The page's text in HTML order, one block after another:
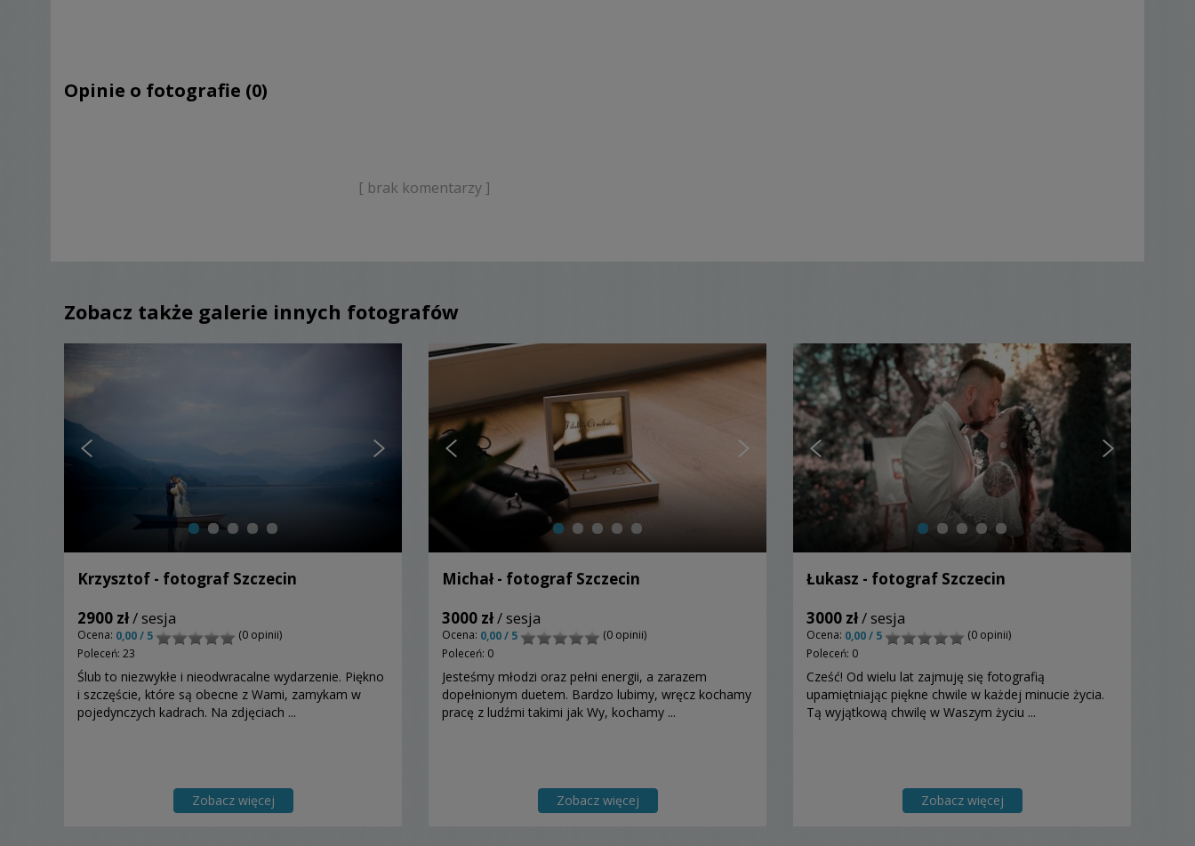
Opinie o fotografie (0)
[ brak komentarzy ]
Zobacz także galerie innych fotografów
Krzysztof - fotograf Szczecin
2900 zł/ sesja
Ocena: 0,00 / 5
(0 opinii)
Poleceń: 23
Ślub to niezwykłe i nieodwracalne wydarzenie. Piękno
i szczęście, które są obecne z Wami, zamykam w
pojedynczych kadrach. Na zdjęciach ...
Zobacz więcej
Michał - fotograf Szczecin
3000 zł/ sesja
Ocena: 0,00 / 5
(0 opinii)
Poleceń: 0
Jesteśmy młodzi oraz pełni energii, a zarazem
dopełnionym duetem. Bardzo lubimy, wręcz kochamy
pracę z ludźmi takimi jak Wy, kochamy ...
Zobacz więcej
Łukasz - fotograf Szczecin
3000 zł/ sesja
Ocena: 0,00 / 5
(0 opinii)
Poleceń: 0
Cześć! Od wielu lat zajmuję się fotografią
upamiętniając piękne chwile w każdej minucie życia.
Tą wyjątkową chwilę w Waszym życiu ...
Zobacz więcej